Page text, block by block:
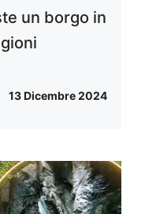
un borgo in
13 Dicembre 2024